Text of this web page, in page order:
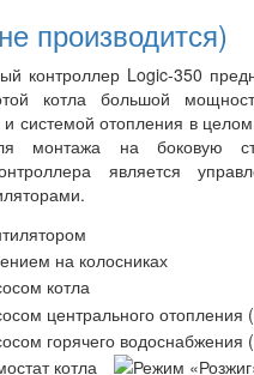
производится)
контроллер Logic-350
котла большой
и системой отопления в
монтажа на боковую
является